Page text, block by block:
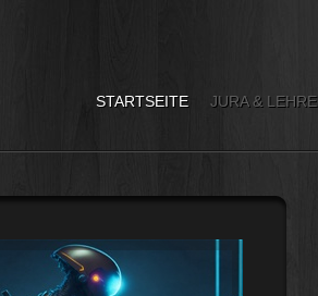
STARTSEITE JURA & LEHRE